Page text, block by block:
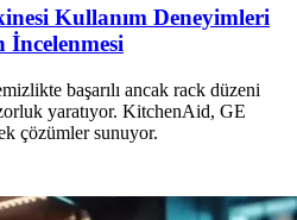
Kullanım Deneyimleri
başarılı ancak rack düzeni
yaratıyor. KitchenAid, GE
çözümler sunuyor.